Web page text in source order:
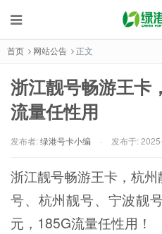
首页 网站公告 正文
浙江靓号畅游王卡
流量任性用
发布者:绿港号卡小编 · 发布于:
浙江靓号畅游王卡，杭
号、杭州靓号、宁波靓
元，185G流量任性用！